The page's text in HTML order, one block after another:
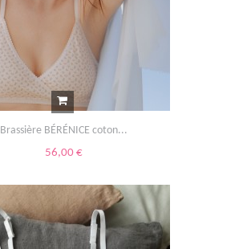
Brassière BÉRÉNICE coton...
56,00 €